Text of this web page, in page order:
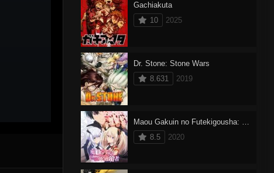
Gachiakuta
10
2025
Dr. Stone: Stone Wars
8.631
2019
Maou Gakuin no Futekigousha: Shijou Saikyou no Maou no Shiso, Tensei shite Shison-tachi no Gakkou e Kayou
8.5
2020